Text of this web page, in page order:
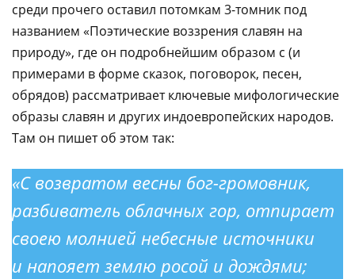
среди прочего оставил потомкам 3-томник под
названием «Поэтические воззрения славян на
природу», где он подробнейшим образом с (и
примерами в форме сказок, поговорок, песен,
обрядов) рассматривает ключевые мифологические
образы славян и других индоевропейских народов.
Там он пишет об этом так:
«С возвратом весны бог-громовник,
разбиватель облачных гор, отпирает
своею молнией небесные источники
и напояет землю росой и дождями;